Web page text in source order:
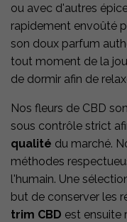
ou avec d'autres
rapidement envoûté
son doux parfum
tout moment de la
de dormir afin de
Nos fleurs de CBD
sous contrôle strict
qualité du marché.
méthodes
l'humain. Une
but de conserver les
trim CBD est ensuite